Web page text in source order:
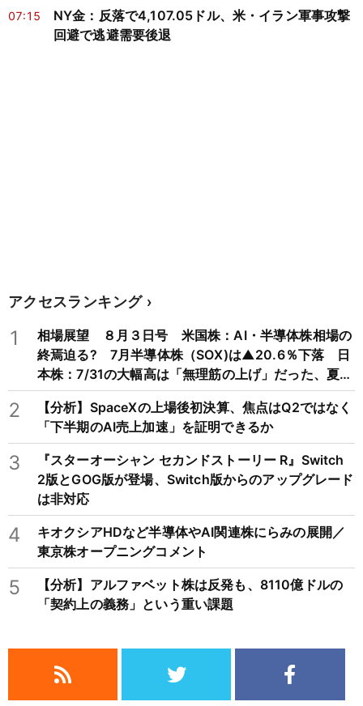
07:15
NY金：反落で4,107.05ドル、米・イラン軍事攻撃
回避で逃避需要後退
アクセスランキング
1
相場展望 ８月３日号 米国株：AI・半導体株相場の
終焉迫る? 7月半導体株（SOX)は▲20.6％下落 日
本株：7/31の大幅高は「無理筋の上げ」だった、夏枯
れ相場に備えを
2
【分析】SpaceXの上場後初決算、焦点はQ2ではなく
「下半期のAI売上加速」を証明できるか
3
『スターオーシャン セカンドストーリー R』Switch
2版とGOG版が登場、Switch版からのアップグレード
は非対応
4
キオクシアHDなど半導体やAI関連株にらみの展開／
東京株オープニングコメント
5
【分析】アルファベット株は反発も、8110億ドルの
「契約上の義務」という重い課題